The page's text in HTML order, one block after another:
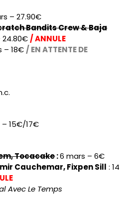
– 27.90€
Bandits Crew & Baja
24.80€ / ANNULE
– 18€ / EN ATTENTE DE
15€/17€
Tocacake:6 mars – 6€
Cauchemar, Fixpen Sill : 14
Avec Le Temps